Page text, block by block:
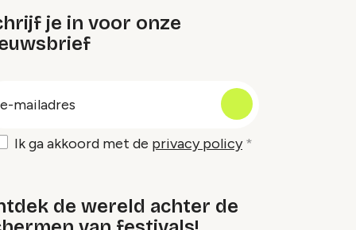
je in voor onze
Ik ga akkoord met de privacy policy
de wereld achter de